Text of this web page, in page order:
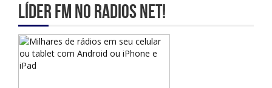
Líder Fm no Radios Net!